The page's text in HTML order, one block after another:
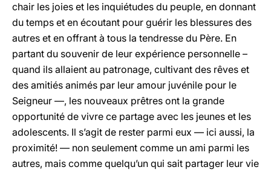
chair les joies et les inquiétudes du peuple, en donnant
du temps et en écoutant pour guérir les blessures des
autres et en offrant à tous la tendresse du Père. En
partant du souvenir de leur expérience personnelle –
quand ils allaient au patronage, cultivant des rêves et
des amitiés animés par leur amour juvénile pour le
Seigneur —, les nouveaux prêtres ont la grande
opportunité de vivre ce partage avec les jeunes et les
adolescents. Il s’agit de rester parmi eux — ici aussi, la
proximité! — non seulement comme un ami parmi les
autres, mais comme quelqu’un qui sait partager leur vie